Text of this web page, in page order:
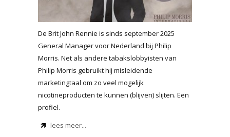
De Brit John Rennie is sinds september 2025
General Manager voor Nederland bij Philip
Morris. Net als andere tabakslobbyisten van
Philip Morris gebruikt hij misleidende
marketingtaal om zo veel mogelijk
nicotineproducten te kunnen (blijven) slijten. Een
profiel.
lees meer...